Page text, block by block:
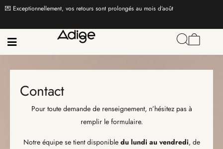
💌 Exceptionnellement, vos retours sont prolongés au mois d’août
Contact
Pour toute demande de renseignement, n’hésitez pas à
remplir le formulaire.
Notre équipe se tient disponibledu lundi au vendredi, de